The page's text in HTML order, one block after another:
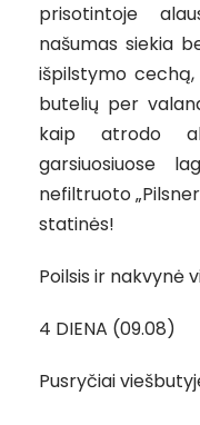
prisotintoje
našumas siekia
išpilstymo cechą,
butelių per
kaip atrodo
garsiuosiuose
nefiltruoto
statinės!
Poilsis ir nakvynė
4 DIENA (09.08)
Pusryčiai